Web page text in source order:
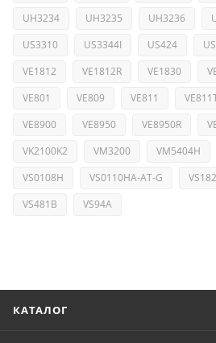
UH3234
UH3235 UH3236
US3310
US3344I US424
VE1812
VE1812R VE1830
VE801
VE809 VE811
VE8900
VE8950 VE8950R
VK2100K2
VM3200 VM5404H
VS0108H
VS0110HA-AT-G
VS481B
VS94A
КАТАЛОГ